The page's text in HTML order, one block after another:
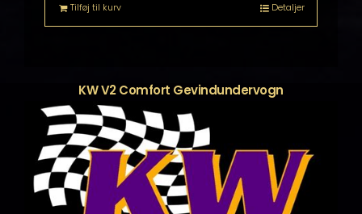
Tilføj til kurv Detaljer
KW V2 Comfort Gevindundervogn